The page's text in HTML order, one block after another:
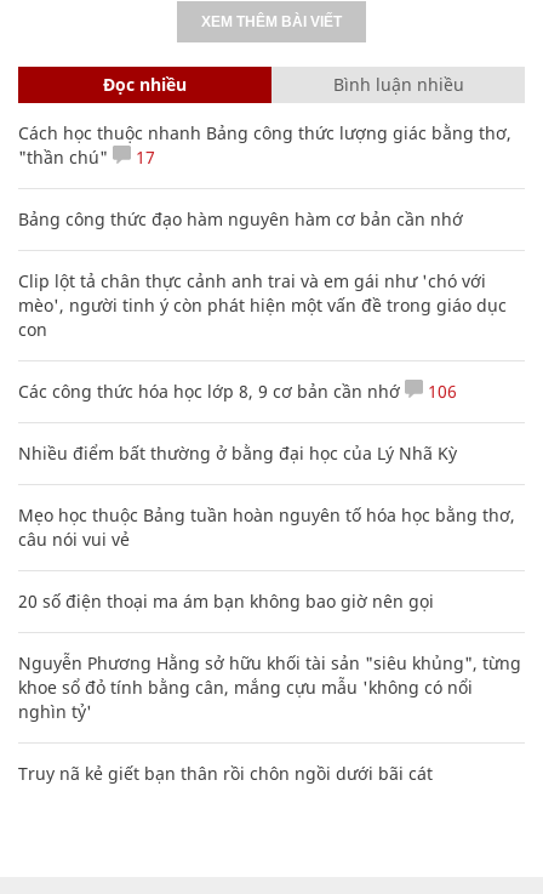
XEM THÊM BÀI VIẾT
Đọc nhiều Bình luận nhiều
Cách học thuộc nhanh Bảng công thức lượng giác bằng thơ,
"thần chú"
17
Bảng công thức đạo hàm nguyên hàm cơ bản cần nhớ
Clip lột tả chân thực cảnh anh trai và em gái như 'chó với
mèo', người tinh ý còn phát hiện một vấn đề trong giáo dục
con
Các công thức hóa học lớp 8, 9 cơ bản cần nhớ 106
Nhiều điểm bất thường ở bằng đại học của Lý Nhã Kỳ
Mẹo học thuộc Bảng tuần hoàn nguyên tố hóa học bằng thơ,
câu nói vui vẻ
20 số điện thoại ma ám bạn không bao giờ nên gọi
Nguyễn Phương Hằng sở hữu khối tài sản "siêu khủng", từng
khoe sổ đỏ tính bằng cân, mắng cựu mẫu 'không có nổi
nghìn tỷ'
Truy nã kẻ giết bạn thân rồi chôn ngồi dưới bãi cát